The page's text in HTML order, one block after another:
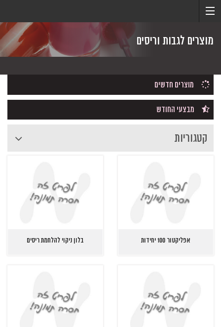
מוצרים לגבות וריסים
מוצרים חדשים
מבצעי החודש
קטגוריות
אפליקטור 100 יחידות בלון ניקוי להלחמת ריסים